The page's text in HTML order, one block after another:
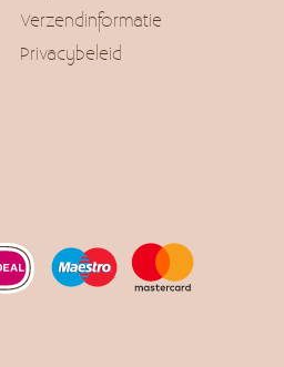
Verzendinformatie
Privacybeleid